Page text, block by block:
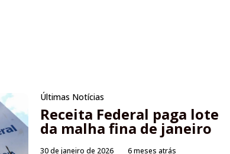
Últimas Notícias
Receita Federal paga lote
da malha fina de janeiro
30 de janeiro de 2026 6 meses atrás